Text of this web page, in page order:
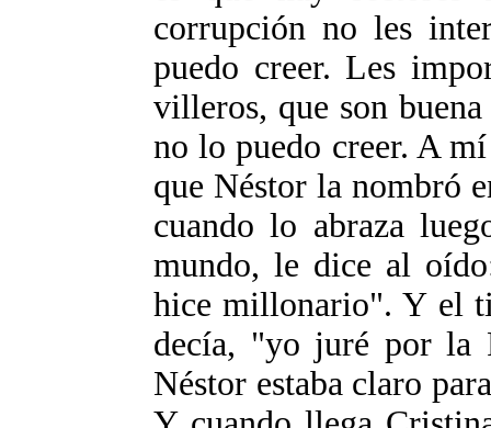
corrupción no les
puedo creer. Les
villeros, que son
no lo puedo creer. A
que Néstor la nombró
cuando lo abraza
mundo, le dice al
hice millonario". Y el
decía, "yo juré por la
Néstor estaba claro